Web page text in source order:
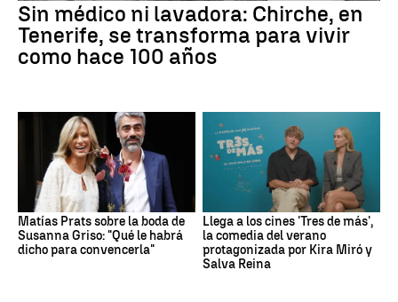
Sin médico ni lavadora: Chirche, en
Tenerife, se transforma para vivir
como hace 100 años
Matías Prats sobre la boda de
Susanna Griso: "Qué le habrá
dicho para convencerla"
Llega a los cines 'Tres de más',
la comedia del verano
protagonizada por Kira Miró y
Salva Reina